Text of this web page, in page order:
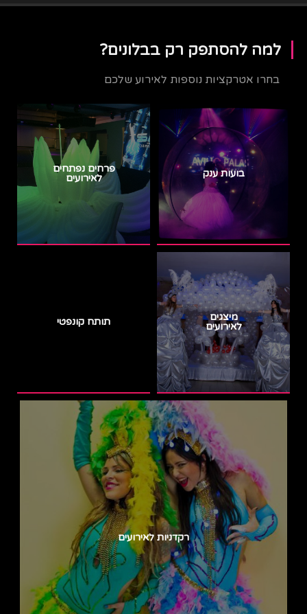
למה להסתפק רק בבלונים?
בחרו אטרקציות נוספות לאירוע שלכם
בועות ענק
פרחים נפתחים
לאירועים
מיצגים
לאירועים
תותח קונפטי
רקדניות לאירועים